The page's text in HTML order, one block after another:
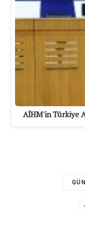
AİHM'in Türkiye